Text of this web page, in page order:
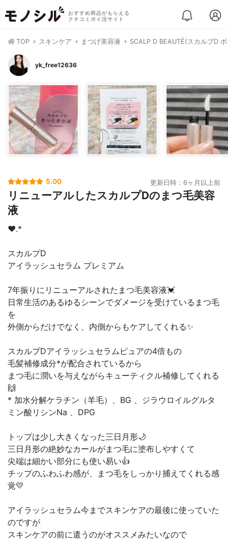
おすすめ商品がもらえる
クチコミポイ活サイト
TOP スキンケア まつげ美容液 SCALP D BEAUTÉ(スカルプD
yk_free12636
5.00 更新日時：6ヶ月以上前
リニューアルしたスカルプDのまつ毛美容
液
❤︎.*
スカルプD
アイラッシュセラム プレミアム
7年振りにリニューアルされたまつ毛美容液💓
日常生活のあるゆるシーンでダメージを受けているまつ毛
を
外側からだけでなく、内側からもケアしてくれる✨
スカルプDアイラッシュセラムピュアの4倍もの
毛髪補修成分*が配合されているから
まつ毛に潤いを与えながらキューティクル補修してくれる
🙌
* 加水分解ケラチン（羊毛）、BG 、ジラウロイルグルタ
ミン酸リシンNa 、DPG
トップは少し大きくなった三日月形🌙
三日月形の絶妙なカールがまつ毛に塗布しやすくて
尖端は細かい部分にも使い易い👍
チップのふわふわ感が、まつ毛をしっかり捕えてくれる感
覚💛
アイラッシュセラム今までスキンケアの最後に使っていた
のですが
スキンケアの前に遣うのがオススメみたいなので